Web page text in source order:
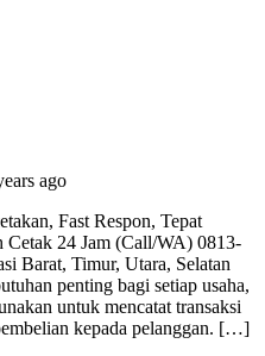
ago
Fast Respon, Tepat
Cetak 24 Jam (Call/WA) 0813-
Barat, Timur, Utara, Selatan
penting bagi setiap usaha,
untuk mencatat transaksi
kepada pelanggan. […]